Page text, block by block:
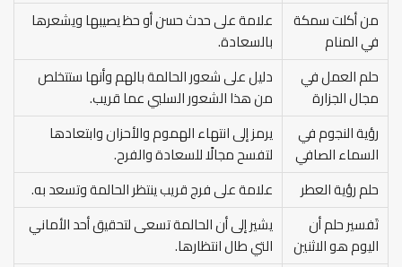
من أكلت سمكة
في المنام
علامة على حدث حسن أو حظ يصيبها ويشعرها
بالسعادة.
حلم العمل في
مجال الجزارة
دليل على شعور الحالمة بالهم وأنها ستتخلص
من هذا الشعور السلبي عما قريب.
رؤية النجوم في
السماء الصافي
يرمز إلى انتهاء الهموم والأحزان وابتعادها
لتفسح مجالًا للسعادة والفرح.
حلم رؤية العطر
علامة على فرج قريب ينتظر الحالمة وتسعد به.
تَفسير حلم أن
اليوم هو الاثنين
يشير إلى أن الحالمة تسعى لتحقيق أحد الأماني
التي طال انتظارها.